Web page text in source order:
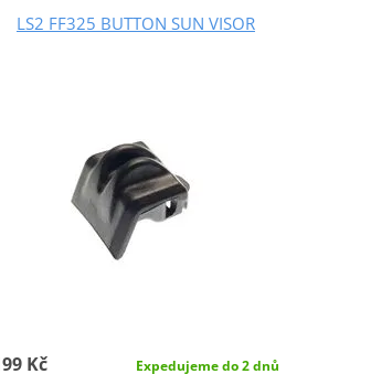
LS2 FF325 BUTTON SUN VISOR
Kč Expedujeme do 2 dnů